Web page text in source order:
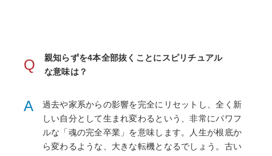
Q
親知らずを4本全部抜くことにスピリチュアル
な意味は？
A
過去や家系からの影響を完全にリセットし、全く新
しい自分として生まれ変わるという、非常にパワフ
ルな「魂の完全卒業」を意味します。人生が根底か
ら変わるような、大きな転機となるでしょう。古い